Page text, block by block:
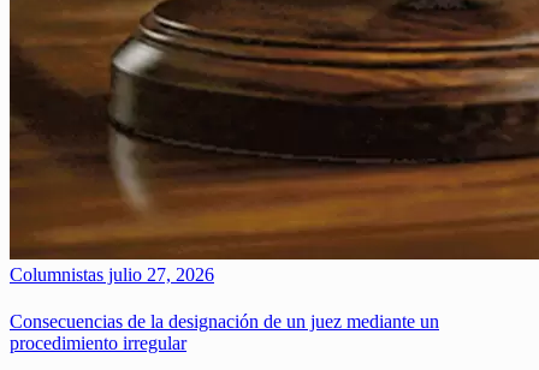
Columnistas julio 27, 2026
Consecuencias de la designación de un juez mediante un
procedimiento irregular